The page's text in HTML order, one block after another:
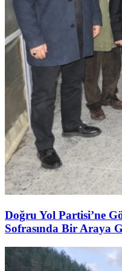
Doğru Yol Partisi’ne
Sofrasında Bir Araya